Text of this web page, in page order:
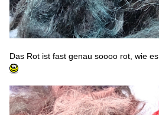
Das Rot ist fast genau soooo rot, wie